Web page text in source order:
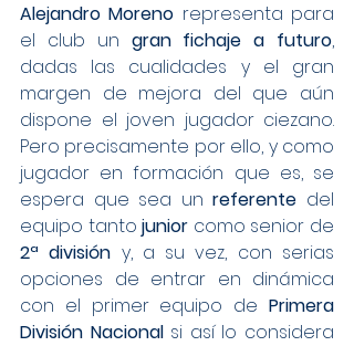
Alejandro Moreno representa para
el club un gran fichaje a futuro,
dadas las cualidades y el gran
margen de mejora del que aún
dispone el joven jugador ciezano.
Pero precisamente por ello, y como
jugador en formación que es, se
espera que sea un referente del
equipo tanto junior
2ª división y, a su vez, con serias
opciones de entrar en dinámica
con el primer equipo de Primera
División Nacional si así lo considera